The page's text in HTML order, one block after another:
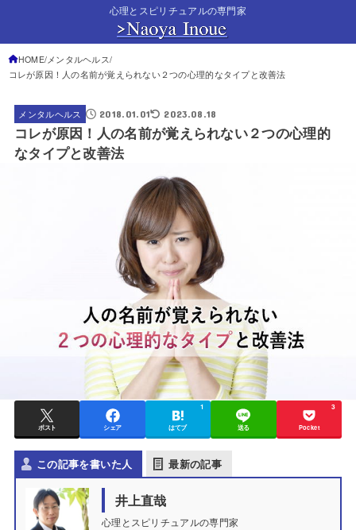
心理とスピリチュアルの専門家
HOME メンタルヘルス
コレが原因！人の名前が覚えられない２つの心理的なタイプと改善法
メンタルヘルス 2018.01.01 2023.08.18
コレが原因！人の名前が覚えられない２つの心理的
なタイプと改善法
ポスト シェア はてブ
1
送る Pocket
3
この記事を書いた人 最新の記事
井上直哉
心理とスピリチュアルの専門家